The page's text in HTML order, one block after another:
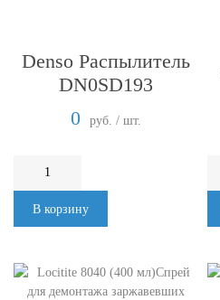
Denso Распылитель
DN0SD193
0
руб. / шт.
В корзину